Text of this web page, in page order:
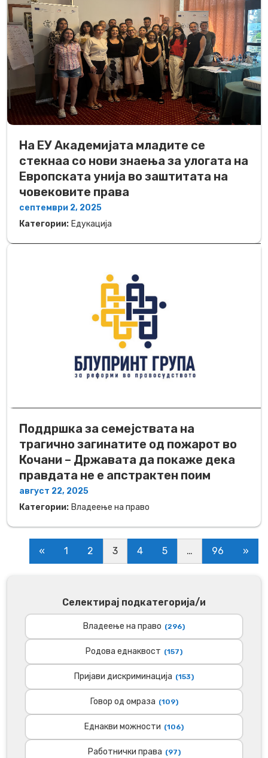
На ЕУ Академијата младите се
стекнаа со нови знаења за улогата на
Европската унија во заштитата на
човековите права
септември 2, 2025
Категории: Едукација
Поддршка за семејствата на
трагично загинатите од пожарот во
Кочани – Државата да покаже дека
правдата не е апстрактен поим
август 22, 2025
Категории: Владеење на право
« 1 2 3 4 5 … 96 »
Селектирај подкатегорија/и
Владеење на право (296)
Родова еднаквост (157)
Пријави дискриминација (153)
Говор од омраза (109)
Еднакви можности (106)
Работнички права (97)